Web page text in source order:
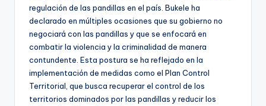
regulación de las pandillas en el país. Bukele ha
declarado en múltiples ocasiones que su gobierno no
negociará con las pandillas y que se enfocará en
combatir la violencia y la criminalidad de manera
contundente. Esta postura se ha reflejado en la
implementación de medidas como el Plan Control
Territorial, que busca recuperar el control de los
territorios dominados por las pandillas y reducir los